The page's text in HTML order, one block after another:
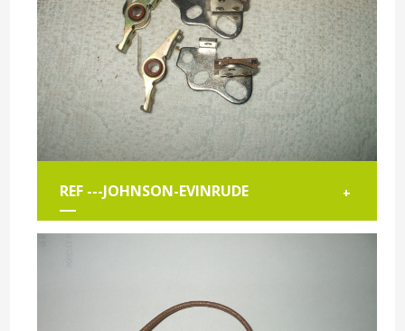
REF ---JOHNSON-EVINRUDE +